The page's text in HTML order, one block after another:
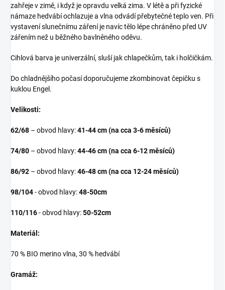
zahřeje v zimě, i když je opravdu velká zima. V létě a při fyzické
námaze hedvábí ochlazuje a vlna odvádí přebytečné teplo ven. Při
vystavení slunečnímu záření je navíc tělo lépe chráněno před UV
zářením než u běžného bavlněného oděvu.
Cihlová barva je univerzální, sluší jak chlapečkům, tak i holčičkám.
Do chladnějšího počasí doporučujeme zkombinovat čepičku s
kuklou Engel.
Velikosti:
62/68 – obvod hlavy:41-44 cm (na cca 3-6 měsíců)
74/80 – obvod hlavy:44-46 cm (na cca 6-12 měsíců)
86/92 – obvod hlavy:46-48 cm(na cca 12-24 měsíců)
98/104- obvod hlavy:48-50cm
110/116- obvod hlavy:50-52cm
Materiál:
70 % BIO merino vlna, 30 % hedvábí
Gramáž: